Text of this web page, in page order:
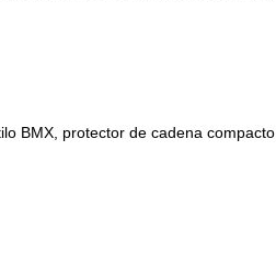
BMX, protector de cadena compacto